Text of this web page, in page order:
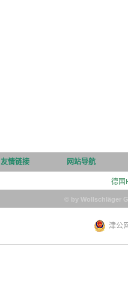
友情链接 网站导航
德国
© by Wollschläger
津公